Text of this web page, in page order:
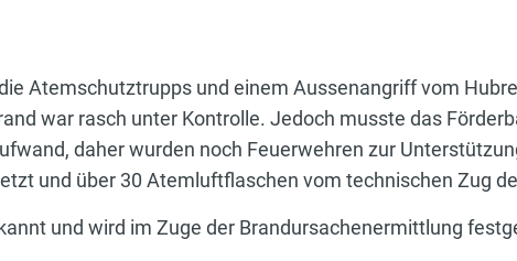
Atemschutztrupps und einem Aussenangriff vom
war rasch unter Kontrolle. Jedoch musste das
daher wurden noch Feuerwehren zur
und über 30 Atemluftflaschen vom technischen Zug
und wird im Zuge der Brandursachenermittlung